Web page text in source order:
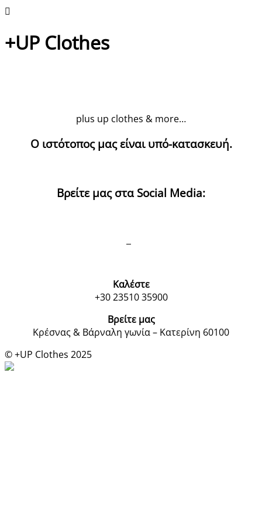
+UP Clothes
plus up clothes & more…
Ο ιστότοπος μας είναι υπό-κατασκευή.
Βρείτε μας στα Social Media:
Καλέστε
+30 23510 35900
Βρείτε μας
Κρέσνας & Βάρναλη γωνία – Κατερίνη 60100
© +UP Clothes 2025